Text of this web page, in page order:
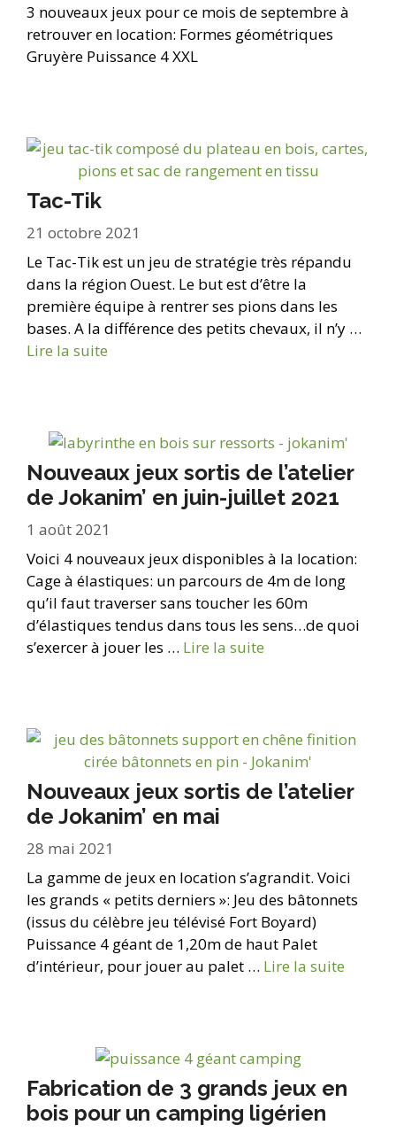
3 nouveaux jeux pour ce mois de septembre à
retrouver en location: Formes géométriques
Gruyère Puissance 4 XXL
Tac-Tik
21 octobre 2021
Le Tac-Tik est un jeu de stratégie très répandu
dans la région Ouest. Le but est d’être la
première équipe à rentrer ses pions dans les
bases. A la différence des petits chevaux, il n’y …
Lire la suite
Nouveaux jeux sortis de l’atelier
de Jokanim’ en juin-juillet 2021
1 août 2021
Voici 4 nouveaux jeux disponibles à la location:
Cage à élastiques: un parcours de 4m de long
qu’il faut traverser sans toucher les 60m
d’élastiques tendus dans tous les sens…de quoi
s’exercer à jouer les … Lire la suite
Nouveaux jeux sortis de l’atelier
de Jokanim’ en mai
28 mai 2021
La gamme de jeux en location s’agrandit. Voici
les grands « petits derniers »: Jeu des bâtonnets
(issus du célèbre jeu télévisé Fort Boyard)
Puissance 4 géant de 1,20m de haut Palet
d’intérieur, pour jouer au palet … Lire la suite
Fabrication de 3 grands jeux en
bois pour un camping ligérien